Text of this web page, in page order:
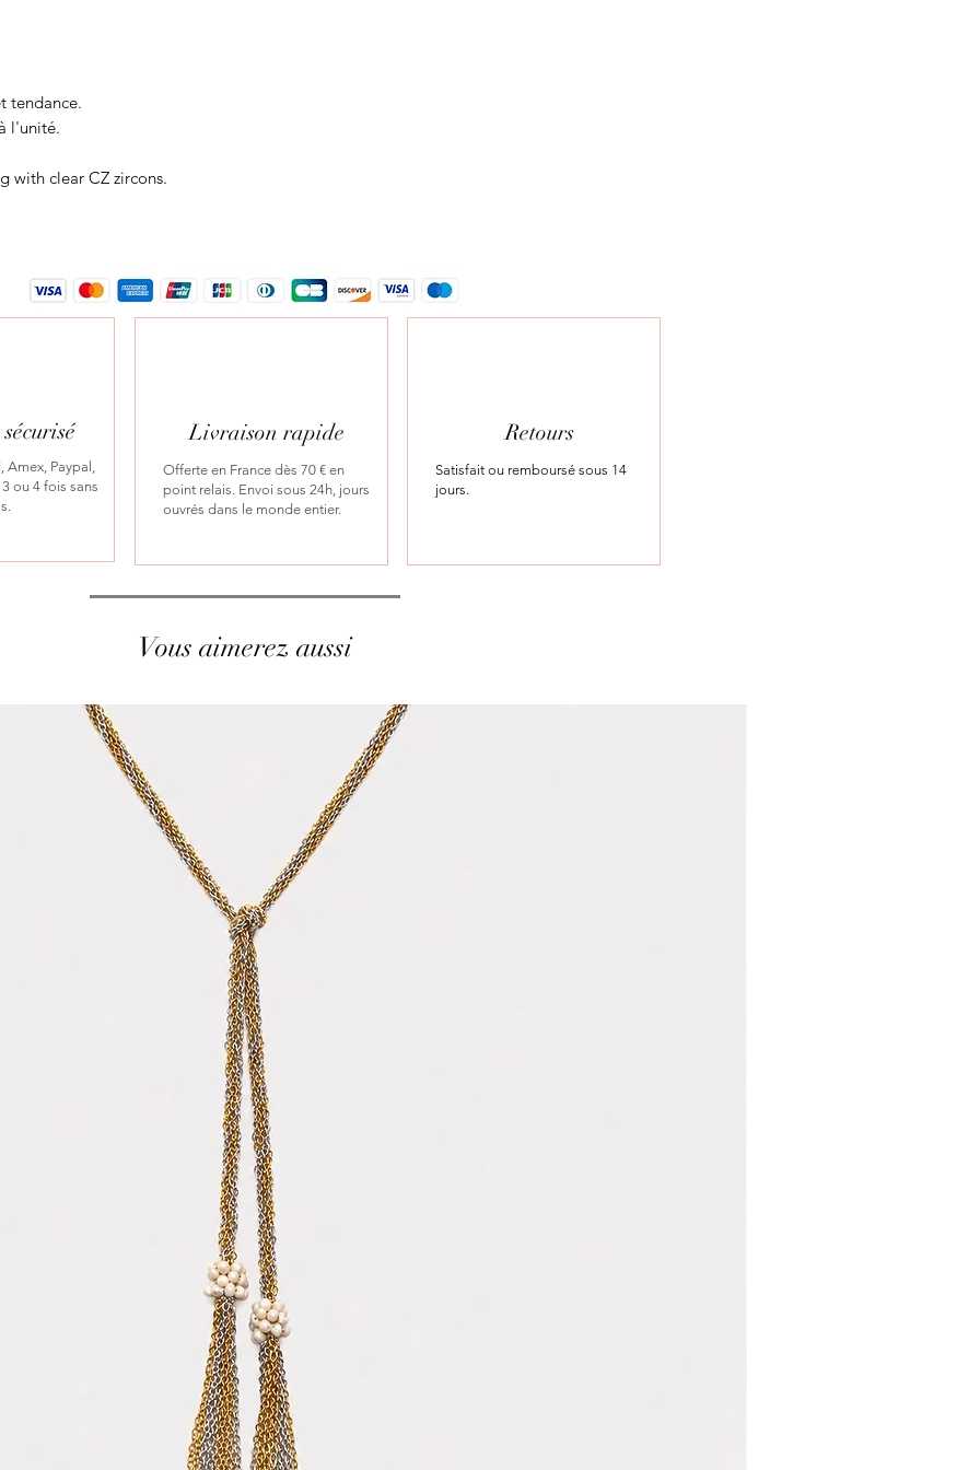
tendance.
l'unité.
with clear CZ zircons.
Amex, Paypal,
ou 4 fois sans
Livraison rapide
Offerte en France dès 70 € en
point relais. Envoi sous 24h, jours
ouvrés dans le monde entier.
Retours
Satisfait ou remboursé sous 14
jours.
Vous aimerez aussi